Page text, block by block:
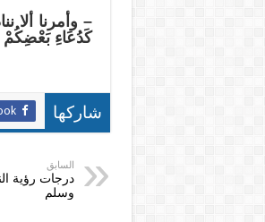
– وأمرنا ألا
كَدُعَاءِ بَعْضِكُمْ
شاركها
السابق
درجات رؤية
وسلم